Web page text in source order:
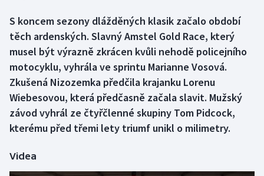
Futsal
Golf
Gymnastika
Házená
Jezdectví
S koncem sezony dlážděných klasik začalo období
těch ardenských. Slavný Amstel Gold Race, který
musel být výrazně zkrácen kvůli nehodě policejního
motocyklu, vyhrála ve sprintu Marianne Vosová.
Zkušená Nizozemka předčila krajanku Lorenu
Wiebesovou, která předčasně začala slavit. Mužský
závod vyhrál ze čtyřčlenné skupiny Tom Pidcock,
kterému před třemi lety triumf unikl o milimetry.
Videa